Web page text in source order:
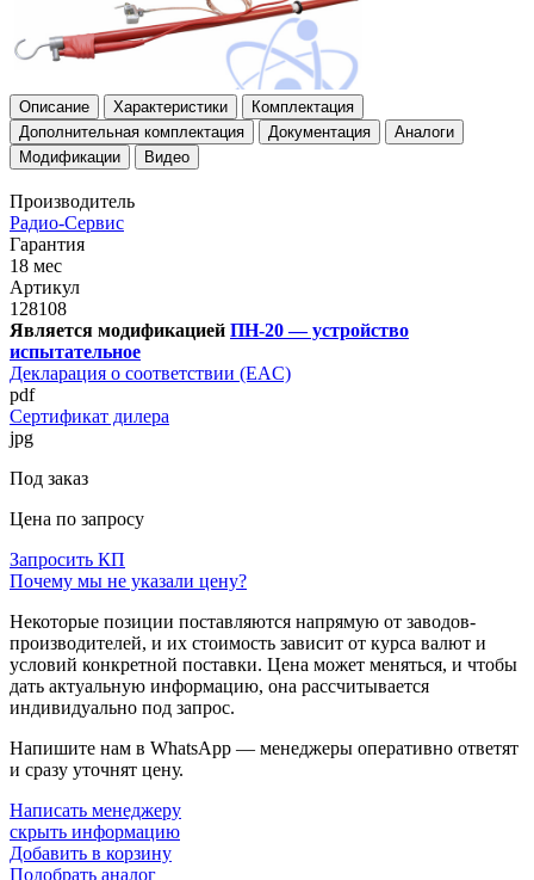
Описание Характеристики
Комплектация
Дополнительная комплектация
Документация
Аналоги
Модификации
Видео
Производитель
Радио-Сервис
Гарантия
18 мес
Артикул
128108
Является модификацией ПН-20 — устройство
испытательное
Декларация о соответствии (EAC)
pdf
Сертификат дилера
jpg
Под заказ
Цена по запросу
Запросить КП
Почему мы не указали цену?
Некоторые позиции поставляются напрямую от заводов-
производителей, и их стоимость зависит от курса валют и
условий конкретной поставки. Цена может меняться, и чтобы
дать актуальную информацию, она рассчитывается
индивидуально под запрос.
Напишите нам в WhatsApp — менеджеры оперативно ответят
и сразу уточнят цену.
Написать менеджеру
скрыть информацию
Добавить в корзину
Подобрать аналог